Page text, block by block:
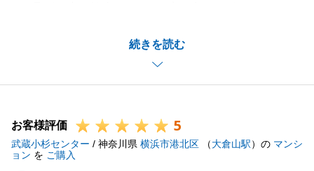
続きを読む
ご提案に活用して参ります。
またご相談がございましたら、お気軽にお申し付けく
ださい。
閉じる
お客様評価 5
武蔵小杉センター / 神奈川県 横浜市港北区 （大倉山駅）の マンシ
ョン を ご購入